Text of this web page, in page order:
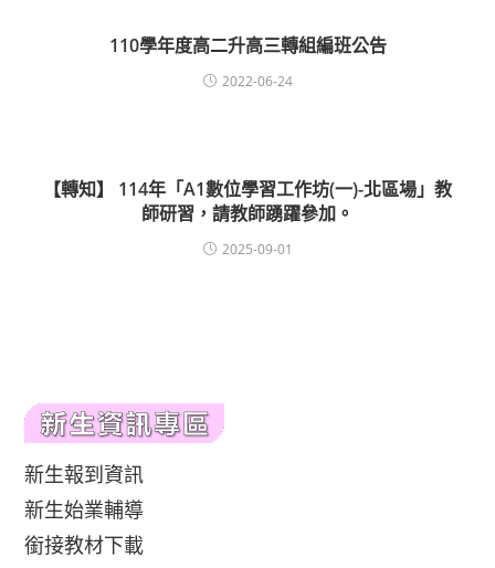
110學年度高二升高三轉組編班公告
2022-06-24
【轉知】 114年「A1數位學習工作坊(一)-北區場」教
師研習，請教師踴躍參加。
2025-09-01
新生報到資訊
新生始業輔導
銜接教材下載